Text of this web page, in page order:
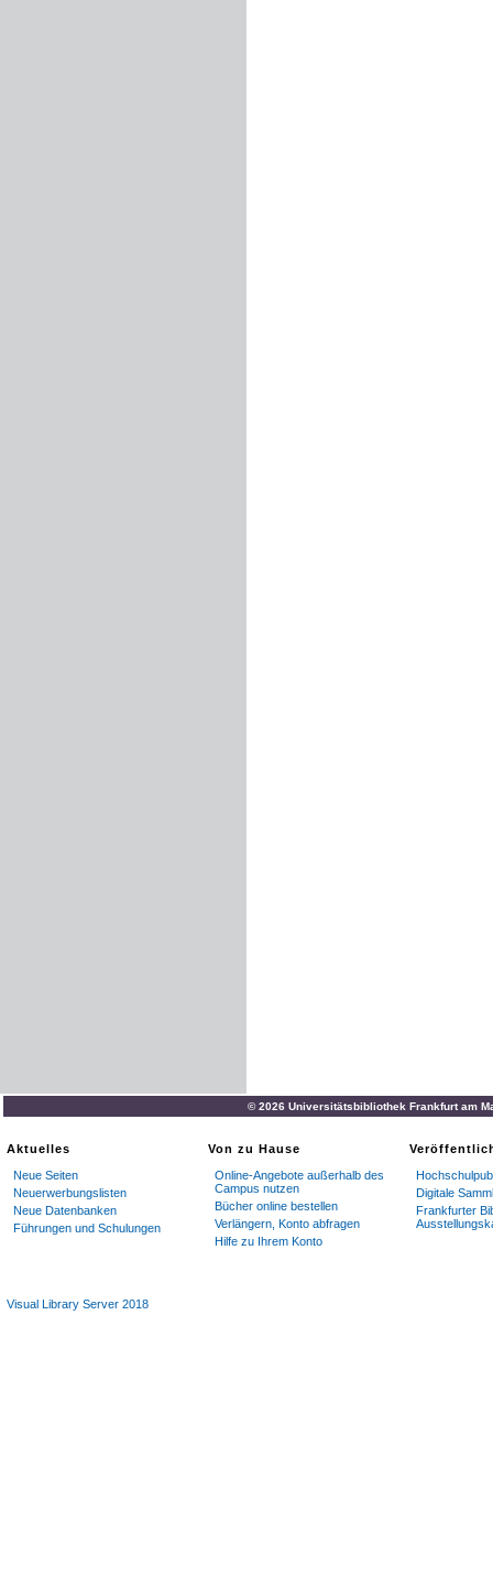
© 2026 Universitätsbibliothek Frankfurt am
Aktuelles
Neue Seiten
Neuerwerbungslisten
Neue Datenbanken
Führungen und Schulungen
Von zu Hause
Online-Angebote außerhalb des
Campus nutzen
Bücher online bestellen
Verlängern, Konto abfragen
Hilfe zu Ihrem Konto
Digitale
Frankfurter
Visual Library Server 2018